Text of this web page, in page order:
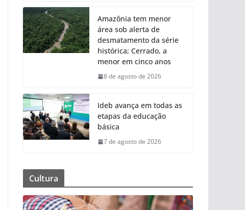
Amazônia tem menor
área sob alerta de
desmatamento da série
histórica; Cerrado, a
menor em cinco anos
8 de agosto de 2026
Ideb avança em todas as
etapas da educação
básica
7 de agosto de 2026
Cultura